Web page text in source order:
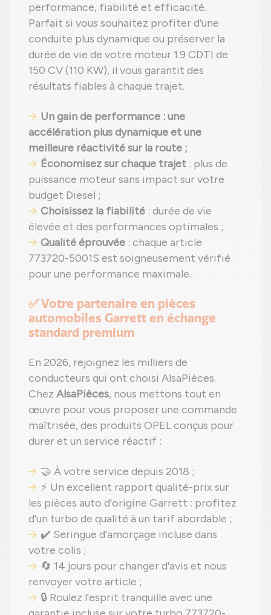
performance, fiabilité et efficacité.
Parfait si vous souhaitez profiter d’une
conduite plus dynamique ou préserver la
durée de vie de votre moteur 1.9 CDTI de
150 CV (110 KW), il vous garantit des
résultats fiables à chaque trajet.
Un gain de performance : une
accélération plus dynamique et une
meilleure réactivité sur la route ;
Économisez sur chaque trajet : plus de
puissance moteur sans impact sur votre
budget Diesel ;
Choisissez la fiabilité : durée de vie
élevée et des performances optimales ;
Qualité éprouvée : chaque article
773720-5001S est soigneusement vérifié
pour une performance maximale.
✅ Votre partenaire en pièces
automobiles Garrett en échange
standard premium
En 2026, rejoignez les milliers de
conducteurs qui ont choisi AlsaPièces.
Chez AlsaPièces, nous mettons tout en
œuvre pour vous proposer une commande
maîtrisée, des produits OPEL conçus pour
durer et un service réactif :
🤝 À votre service depuis 2018 ;
⚡ Un excellent rapport qualité-prix sur
les pièces auto d'origine Garrett : profitez
d'un turbo de qualité à un tarif abordable ;
✔️ Seringue d'amorçage incluse dans
votre colis ;
🔄 14 jours pour changer d'avis et nous
renvoyer votre article ;
🔒 Roulez l'esprit tranquille avec une